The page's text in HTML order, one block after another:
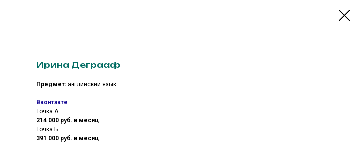
Ирина Деграаф
Предмет: английский язык
Вконтакте
Точка А:
214 000 руб. в месяц
Точка Б:
391 000 руб. в месяц